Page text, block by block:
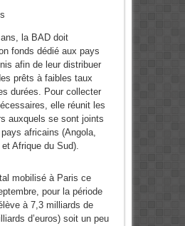
la BAD doit
fonds dédié aux pays
afin de leur distribuer
prêts à faibles taux
durées. Pour collecter
elle réunit les
auxquels se sont joints
africains (Angola,
Afrique du Sud).
mobilisé à Paris ce
pour la période
à 7,3 milliards de
d’euros) soit un peu